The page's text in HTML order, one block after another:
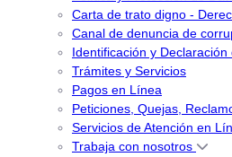
Carta de trato digno -
Canal de denuncia de
Identificación y
Trámites y Servicios
Pagos en Línea
Peticiones, Quejas,
Servicios de Atención en
Trabaja con nosotros